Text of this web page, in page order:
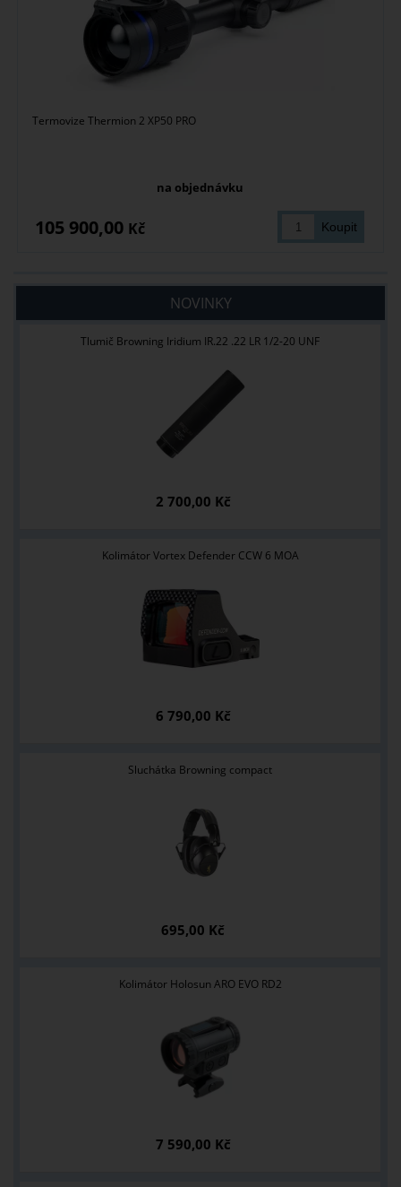
Termovize Thermion 2 XP50 PRO
na objednávku
105 900,00 Kč
NOVINKY
Tlumič Browning Iridium IR.22 .22 LR 1/2-20 UNF
2 700,00 Kč
Kolimátor Vortex Defender CCW 6 MOA
6 790,00 Kč
Sluchátka Browning compact
695,00 Kč
Kolimátor Holosun ARO EVO RD2
7 590,00 Kč